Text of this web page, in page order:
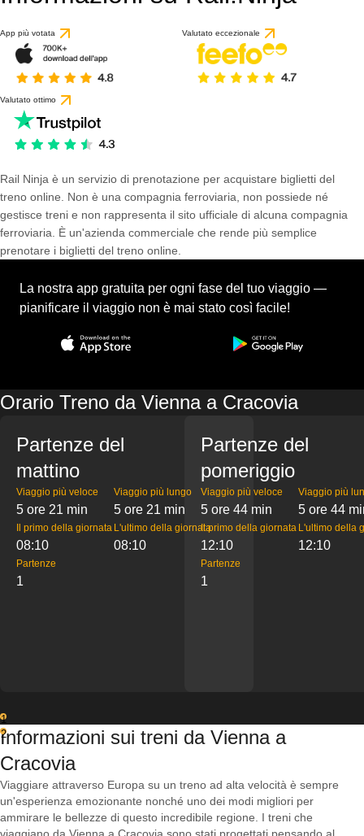
App più votata Valutato eccezionale
Valutato ottimo
Rail Ninja è un servizio di prenotazione per acquistare biglietti del
treno online. Non è una compagnia ferroviaria, non possiede né
gestisce treni e non rappresenta il sito ufficiale di alcuna compagnia
ferroviaria. È un'azienda commerciale che rende più semplice
prenotare i biglietti del treno online.
La nostra app gratuita per ogni fase del tuo viaggio —
pianificare il viaggio non è mai stato così facile!
Orario Treno da Vienna a Cracovia
Partenze del
mattino
Viaggio più veloce
5 ore 21 min
Viaggio più lungo
5 ore 21 min
Il primo della giornata
08:10
L'ultimo della giornata
08:10
Partenze
1
Partenze del
pomeriggio
Viaggio più veloce
5 ore 44 min
Viaggio più
5 ore 44
Il primo della giornata
12:10
L'ultimo della
12:10
Partenze
1
1
2
Informazioni sui treni da Vienna a
Cracovia
Viaggiare attraverso Europa su un treno ad alta velocità è sempre
un'esperienza emozionante nonché uno dei modi migliori per
ammirare le bellezze di questo incredibile regione. I treni che
basato su 48